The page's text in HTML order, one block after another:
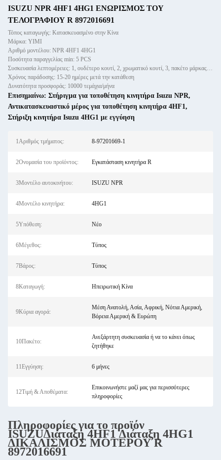
ISUZU NPR 4HF1 4HG1 ΕΝΩΡΙΣΜΟΣ ΤΟΥ
ΤΕΛΟΓΡΑΦΙΟΥ R 8972016691
Τόπος καταγωγής: Κατασκευασμένο στην Κίνα
Μάρκα: YIMI
Αριθμό μοντέλου: NPR 4HF1 4HG1
Ποσότητα παραγγελίας min: 5 PCS
Συσκευασία λεπτομέρειες: 1, ουδέτερο κουτί, 2, χρωματικό κουτί, 3, πακέτο μάρκας πελάτη
Χρόνος παράδοσης: 15-20 ημέρες μετά την κατάθεση
Δυνατότητα προσφοράς: 10000 τεμάχια/μήνα
Επισημαίνω: Στήριγμα για τοποθέτηση κινητήρα Isuzu NPR,
Αντικατασκευαστικό μέρος για τοποθέτηση κινητήρα 4HF1,
Στήριξη κινητήρα Isuzu 4HG1 με εγγύηση
1Αριθμός τμήματος: 8-97201669-1
2Ονομασία του προϊόντος: Εγκατάσταση κινητήρα R
3Μοντέλο αυτοκινήτου: ISUZU NPR
4Μοντέλο κινητήρα: 4HG1
5Υπόθεση: Νέο
6Μέγεθος: Τύπος
7Βάρος: Τύπος
8Καταγωγή: Ηπειρωτική Κίνα
9Κύρια αγορά:
Μέση Ανατολή, Ασία, Αφρική, Νότια Αμερική,
Βόρεια Αμερική & Ευρώπη
10Πακέτο:
Ανεξάρτητη συσκευασία ή να το κάνει όπως
ζητήθηκε
11Εγγύηση: 6 μήνες
12Τιμή & Αποθέματα:
Επικοινωνήστε μαζί μας για περισσότερες
πληροφορίες
Πληροφορίες για το προϊόν
ISUZUΔιάταξη 4HF1 Διάταξη 4HG1
ΔΙΚΑΛΙΣΜΟΣ ΜΟΤΕΡΟΥ R
8972016691